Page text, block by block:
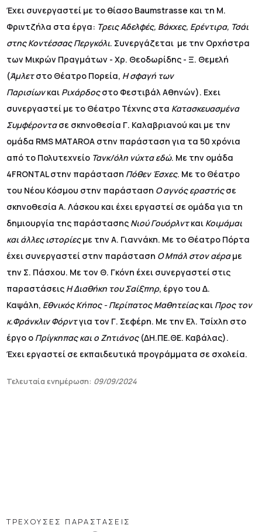
Έχει συνεργαστεί με το θίασο Baumstrasse και τη Μ.
Φριντζήλα στα έργα: Τρεις Αδελφές, Βάκχες, Ερέντιρα, Τσάι
στης Κοντέσσας Περγκόλι. Συνεργάζεται με την Ορχήστρα
των Μικρών Πραγμάτων - Χρ. Θεοδωρίδης - Ξ. Θεμελή
(Άμλετστο Θέατρο Πορεία, Η σφαγή των
Παρισίωνκαι Ριχάρδοςστο Φεστιβάλ Αθηνών). Εχει
συνεργαστεί με το Θέατρο Τέχνης στα Κατασκευασμένα
Συμφέροντασε σκηνοθεσία Γ. Καλαβριανού και με την
ομάδα RMS MATAROA στην παράσταση για τα 50 χρόνια
από το Πολυτεχνείο Τανκ/όλη νύχτα εδώ. Με την ομάδα
4FRONTAL στην παράσταση Πόθεν Έσχες. Με το Θέατρο
του Νέου Κόσμου στην παράσταση Ο αγνός εραστήςσε
σκηνοθεσία Α. Λάσκου και έχει εργαστεί σε ομάδα για τη
δημιουργία της παράστασης Νιού Γουόρλντκαι Κοιμάμαι
και άλλες ιστορίεςμε την Α. Γιαννάκη. Με το Θέατρο Πόρτα
έχει συνεργαστεί στην παράσταση Ο Μπάλ στον αέραμε
την Σ. Πάσχου. Με τον Θ. Γκόνη έχει συνεργαστεί στις
παραστάσεις Η Διαθήκη του Σαίξπηρ, έργο του Δ.
Καψάλη, Εθνικός Κήπος - Περίπατος Μαθητείαςκαι Προς τον
κ.Φράνκλιν Φόρντγια τον Γ. Σεφέρη. Με την Ελ. Τσίχλη στο
έργο ο Πρίγκηπας και ο Ζητιάνος(ΔΗ.ΠΕ.ΘΕ. Καβάλας).
Έχει εργαστεί σε εκπαιδευτικά προγράμματα σε σχολεία.
Τελευταία ενημέρωση: 09/09/2024
ΤΡΕΧΟΥΣΕΣ ΠΑΡΑΣΤΑΣΕΙΣ